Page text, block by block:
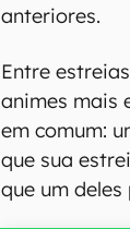
anteriores.
Entre
animes mais
em comum:
que sua
que um